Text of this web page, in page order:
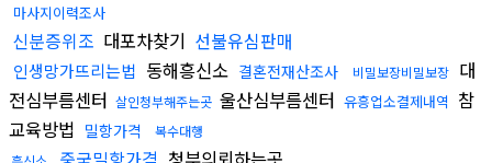
마사지이력조사
신분증위조 대포차찾기 선불유심판매
인생망가뜨리는법 동해흥신소 결혼전재산조사 비밀보장비밀보장 대
전심부름센터 살인청부해주는곳 울산심부름센터 유흥업소결제내역 참
교육방법 밀항가격
복수대행